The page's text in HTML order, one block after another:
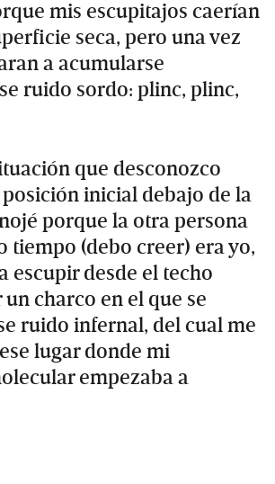
mis escupitajos caerían
seca, pero una vez
a acumularse
ruido sordo: plinc, plinc,
que desconozco
inicial debajo de la
porque la otra persona
tiempo (debo creer) era yo,
escupir desde el techo
charco en el que se
ruido infernal, del cual me
lugar donde mi
empezaba a